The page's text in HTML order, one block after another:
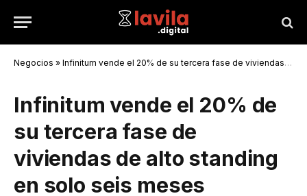
Negocios » Infinitum vende el 20% de su tercera fase de viviendas de alto standing en solo seis meses
Infinitum vende el 20% de
su tercera fase de
viviendas de alto standing
en solo seis meses